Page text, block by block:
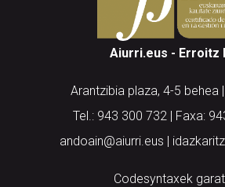
Aiurri.eus - Erroitz
Arantzibia plaza, 4-5 behea
Tel.: 943 300 732 | Faxa:
andoain@aiurri.eus |
Codesyntaxek